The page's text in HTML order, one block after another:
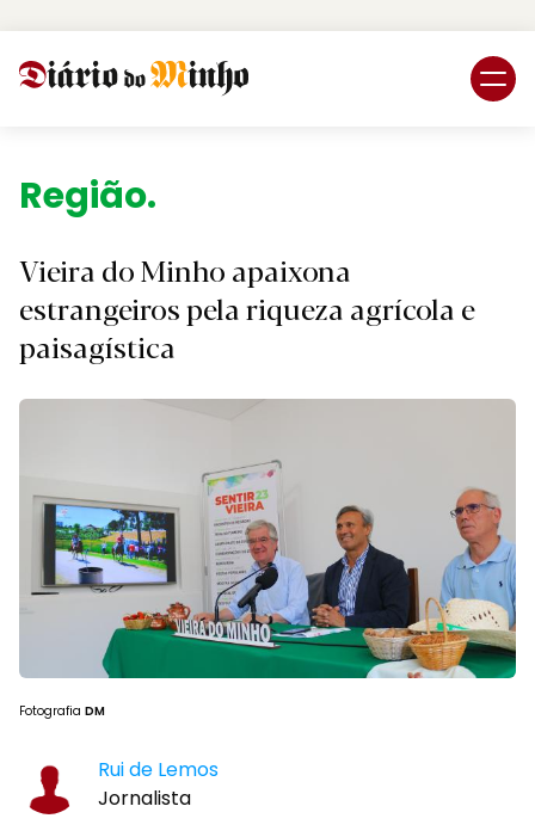
Região.
Vieira do Minho apaixona
estrangeiros pela riqueza agrícola e
paisagística
Fotografia DM
Rui de Lemos
Jornalista